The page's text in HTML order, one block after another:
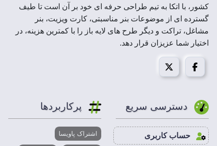
کشور، با اتکا به تیم طراحی حرفه ای خود بر آن است تا طیف
گسترده ای از موضوعات بنر مناسبتی، کارت ویزیت، بنر
مشاغل، تراکت و دیگر طرح های لایه باز را با کمترین هزینه، در
اختیار شما عزیزان قرار دهد.
دسترسی سریع
حساب کاربری
پرکاربردها
اشتراک پاویسا